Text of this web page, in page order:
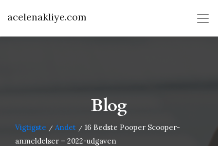
acelenakliye.com
Blog
Vigtigste / Andet / 16 Bedste Pooper Scooper-
anmeldelser – 2022-udgaven